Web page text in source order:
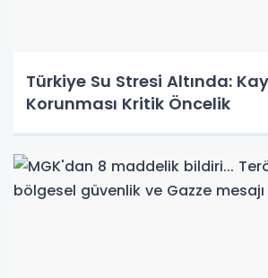
Türkiye Su Stresi Altında:
Korunması Kritik Öncelik